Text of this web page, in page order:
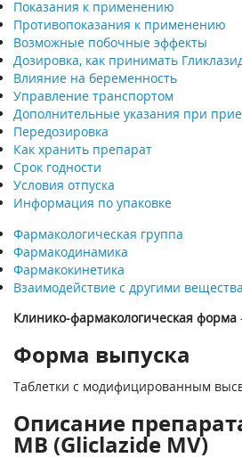
Показания к применению
Противопоказания к применению
Возможные побочные эффекты
Дозировка, как принимать
Влияние на беременность
Управление транспортом
Дополнительные указания при
Передозировка
Как хранить препарат
Срок годности
Условия отпуска
Информация по упаковке
Фармакологическая группа
Фармакодинамика
Фармакокинетика
Взаимодействие с другими
Клинико-фармакологическая форма
Форма выпуска
Таблетки с модифицированным
Описание
МВ (Gliclazide MV)